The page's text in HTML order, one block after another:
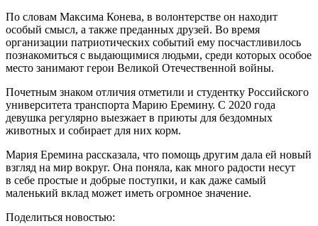
По словам Максима Конева, в волонтерстве он находит
особый смысл, а также преданных друзей. Во время
организации патриотических событий ему посчастливилось
познакомиться с выдающимися людьми, среди которых особое
место занимают герои Великой Отечественной войны.
Почетным знаком отличия отметили и студентку Российского
университета транспорта Марию Еремину. С 2020 года
девушка регулярно выезжает в приюты для бездомных
животных и собирает для них корм.
Мария Еремина рассказала, что помощь другим дала ей новый
взгляд на мир вокруг. Она поняла, как много радости несут
в себе простые и добрые поступки, и как даже самый
маленький вклад может иметь огромное значение.
Поделиться новостью: